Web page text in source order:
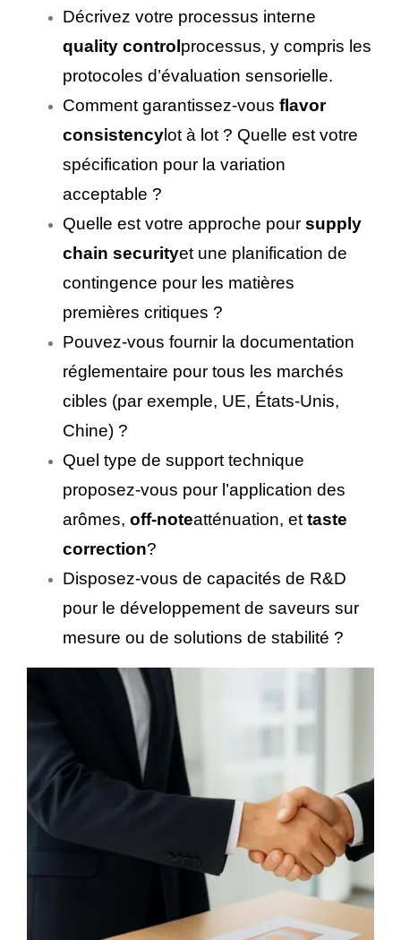
Décrivez votre processus interne
quality control processus, y compris les
protocoles d’évaluation sensorielle.
Comment garantissez-vous flavor
consistencylot à lot ? Quelle est votre
spécification pour la variation
acceptable ?
Quelle est votre approche pour supply
chain securityet une planification de
contingence pour les matières
premières critiques ?
Pouvez-vous fournir la documentation
réglementaire pour tous les marchés
cibles (par exemple, UE, États-Unis,
Chine) ?
Quel type de support technique
proposez-vous pour l’application des
arômes, off-noteatténuation, ettaste
correction?
Disposez-vous de capacités de R&D
pour le développement de saveurs sur
mesure ou de solutions de stabilité ?